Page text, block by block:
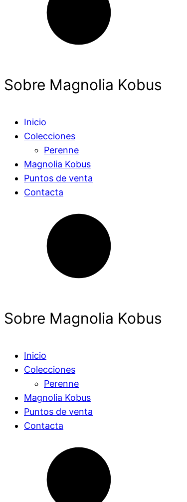
Sobre Magnolia Kobus
Inicio
Colecciones
Perenne
Magnolia Kobus
Puntos de venta
Contacta
Sobre Magnolia Kobus
Inicio
Colecciones
Perenne
Magnolia Kobus
Puntos de venta
Contacta